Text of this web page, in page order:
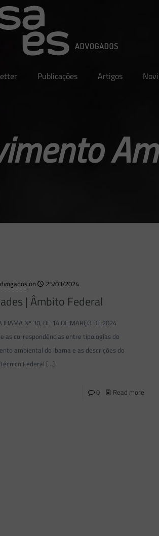
Publicações Artigos
on 25/03/2024
| Âmbito Federal
IBAMA Nº 30, DE 14 DE MARÇO DE 2024
as correspondências entre tipologias do
ambiental do Ibama e as descrições do
Federal […]
0 Read more